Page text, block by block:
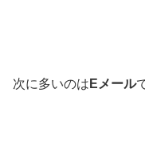
次に多いのは Eメール